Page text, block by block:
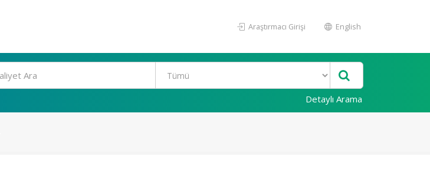
Araştırmacı Girişi English
Detaylı Arama